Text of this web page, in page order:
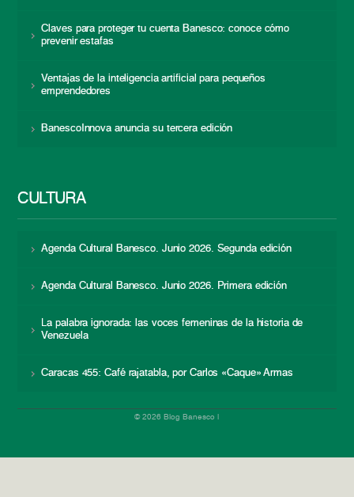
Claves para proteger tu cuenta Banesco: conoce cómo
prevenir estafas
Ventajas de la inteligencia artificial para pequeños
emprendedores
BanescoInnova anuncia su tercera edición
CULTURA
Agenda Cultural Banesco. Junio 2026. Segunda edición
Agenda Cultural Banesco. Junio 2026. Primera edición
La palabra ignorada: las voces femeninas de la historia de
Venezuela
Caracas 455: Café rajatabla, por Carlos «Caque» Armas
© 2026 Blog Banesco |